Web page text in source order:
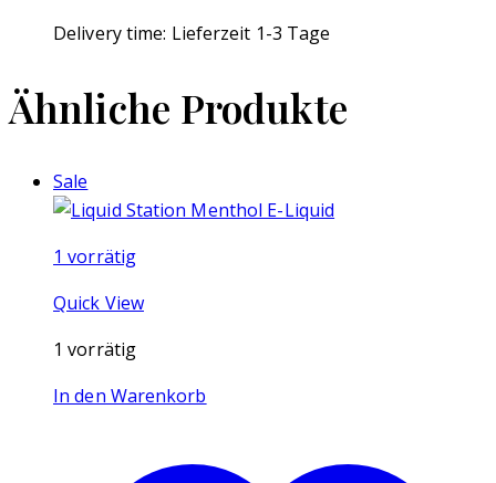
Delivery time: Lieferzeit 1-3 Tage
Ähnliche Produkte
Sale
1 vorrätig
Quick View
1 vorrätig
In den Warenkorb